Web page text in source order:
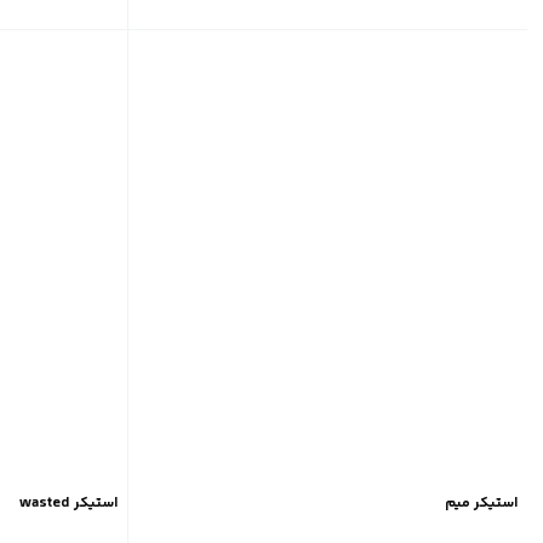
استیکر میم استیکر wasted